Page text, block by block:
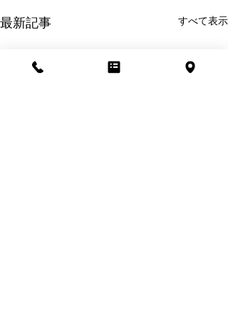
最新記事 すべて表示